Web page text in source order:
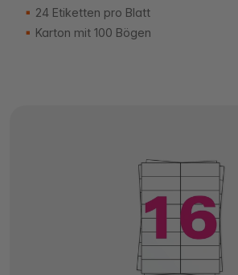
24 Etiketten pro Blatt
Karton mit 100 Bögen